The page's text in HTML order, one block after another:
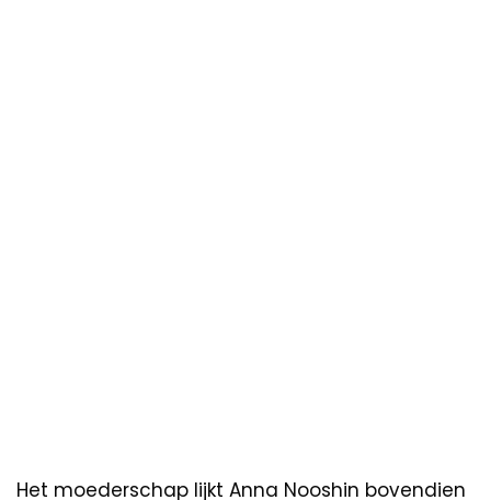
Het moederschap lijkt Anna Nooshin bovendien